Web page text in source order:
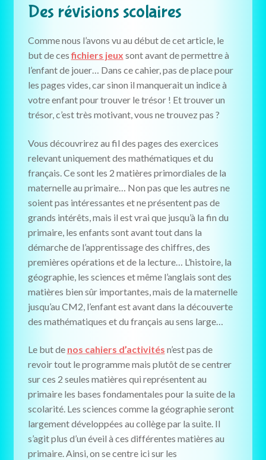
Des révisions scolaires
Comme nous l’avons vu au début de cet article, le
but de cesfichiers jeux sont avant de permettre à
l’enfant de jouer… Dans ce cahier, pas de place pour
les pages vides, car sinon il manquerait un indice à
votre enfant pour trouver le trésor ! Et trouver un
trésor, c’est très motivant, vous ne trouvez pas ?
Vous découvrirez au fil des pages des exercices
relevant uniquement des mathématiques et du
français. Ce sont les 2 matières primordiales de la
maternelle au primaire… Non pas que les autres ne
soient pas intéressantes et ne présentent pas de
grands intérêts, mais il est vrai que jusqu’à la fin du
primaire, les enfants sont avant tout dans la
démarche de l’apprentissage des chiffres, des
premières opérations et de la lecture… L’histoire, la
géographie, les sciences et même l’anglais sont des
matières bien sûr importantes, mais de la maternelle
jusqu’au CM2, l’enfant est avant dans la découverte
des mathématiques et du français au sens large…
Le but de nos cahiers d’activités n’est pas de
revoir tout le programme mais plutôt de se centrer
sur ces 2 seules matières qui représentent au
primaire les bases fondamentales pour la suite de la
scolarité. Les sciences comme la géographie seront
largement développées au collège par la suite. Il
s’agit plus d’un éveil à ces différentes matières au
primaire. Ainsi, on se centre ici sur les